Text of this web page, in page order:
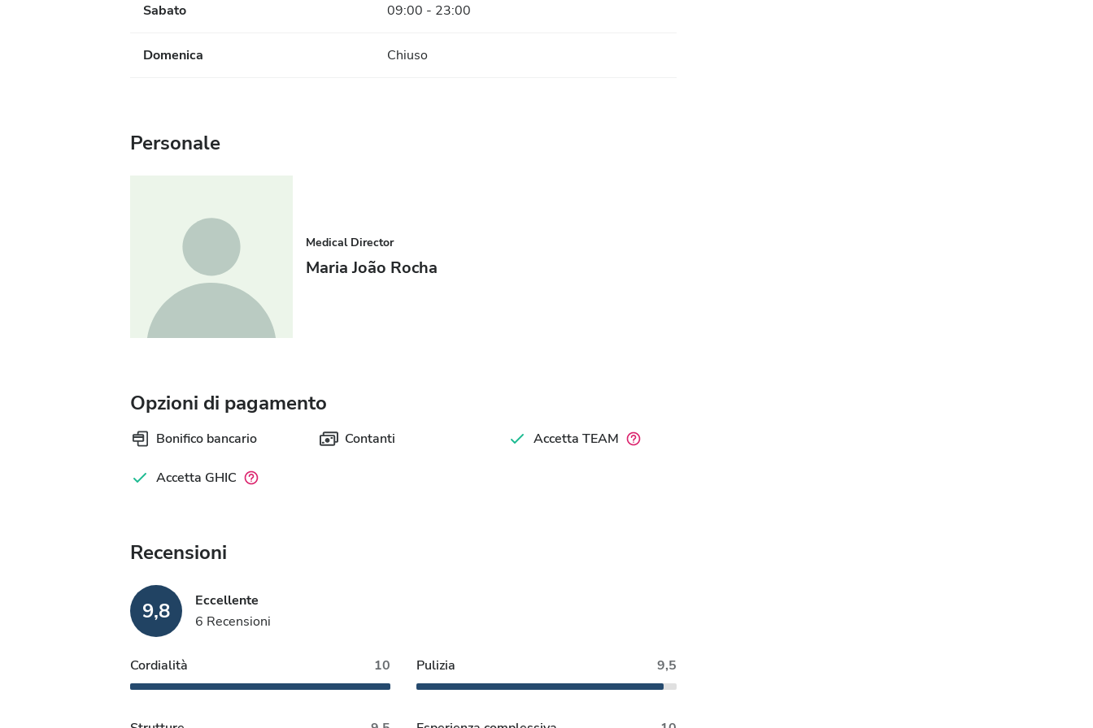
Sabato 09:00 - 23:00
Domenica Chiuso
Personale
Medical Director
Maria João Rocha
Opzioni di pagamento
Bonifico bancario Contanti Accetta TEAM
Accetta GHIC
Recensioni
9,8
Eccellente
6 Recensioni
Cordialità 10 Pulizia 9,5